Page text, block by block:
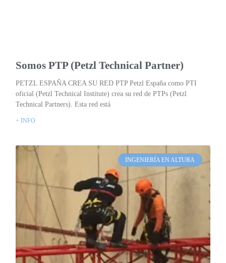
Somos PTP (Petzl Technical Partner)
PETZL ESPAÑA CREA SU RED PTP Petzl España como PTI
oficial (Petzl Technical Institute) crea su red de PTPs (Petzl
Technical Partners). Esta red está
+ INFO
INGENIERÍA EN ALTURA